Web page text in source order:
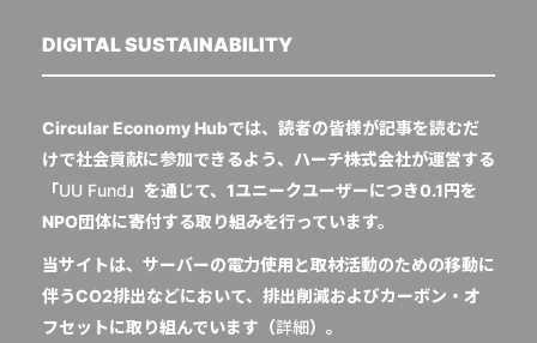
DIGITAL SUSTAINABILITY
Circular Economy Hubでは、読者の皆様が記事を読むだ
けで社会貢献に参加できるよう、ハーチ株式会社が運営する
「UU Fund 」を通じて、1ユニークユーザーにつき0.1円を
NPO団体に寄付する取り組みを行っています。
当サイトは、サーバーの電力使用と取材活動のための移動に
伴うCO2排出などにおいて、排出削減およびカーボン・オ
フセットに取り組んでいます（詳細）。